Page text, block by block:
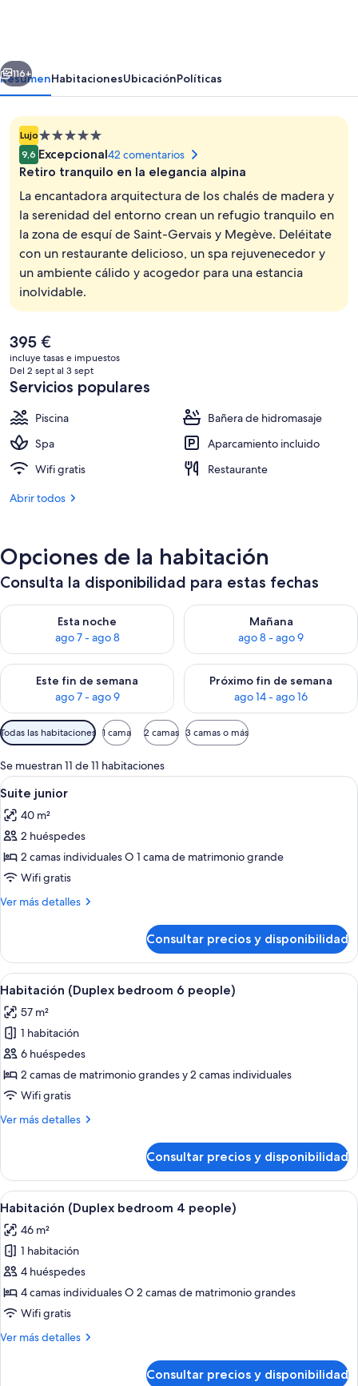
Spa
-
The
Leading
Hotels
the
World
Fachada del alojamiento
Siguiente
116+
ResumenHabitacionesUbicaciónPolíticas
LujoAlojamiento
de
5.0 estrellas
9,6 Excepcional42 comentarios
Retiro tranquilo en la elegancia alpina
La encantadora arquitectura de los chalés de madera y
la serenidad del entorno crean un refugio tranquilo en
la zona de esquí de Saint-Gervais y Megève. Deléitate
con un restaurante delicioso, un spa rejuvenecedor y
un ambiente cálido y acogedor para una estancia
inolvidable.
El
precio
actual
es
de
395 €
395 €
incluye tasas e impuestos
Del 2 sept al 3 sept
Servicios populares
Piscina
Bañera de hidromasaje
Spa
Aparcamiento incluido
Wifi gratis
Restaurante
Abrir todos
Opciones de la habitación
Consulta la disponibilidad para estas fechas
Esta noche
ago 7 - ago 8
Consulta la disponibilidad para esta noche, ago 7 - ago 8
Mañana
ago 8 - ago 9
Consulta la disponibilidad
Este fin de semana
ago 7 - ago 9
Consulta la disponibilidad para este fin de semana, ago 7 -
Próximo fin de semana
ago 14 - ago 16
Consulta la disponibilidad
Filtros
disponibles
para
las
habitaciones
Todas las habitaciones 1 cama 2 camas 3 camas o más
Se muestran 11 de 11 habitaciones
Abrir
todas
las
fotos
de
Suite
junior
Un dormitorio moderno con cama,
5
Suite junior
40 m²
2 huéspedes
2 camas individuales O 1 cama de matrimonio grande
Wifi gratis
Ver más detalles
Más
junior
Consultar precios y disponibilidad
Abrir
todas
las
fotos
de
Habitación
(Duplex
6
Un dormitorio con techo de madera,
6
Habitación (Duplex bedroom 6 people)
57 m²
1 habitación
6 huéspedes
2 camas de matrimonio grandes y 2 camas individuales
Wifi gratis
Ver más detalles
Más
(Duplex
bedroom
6
Consultar precios y disponibilidad
Abrir
todas
las
fotos
de
Habitación
(Duplex
4
Una habitación de hotel moderna
6
Habitación (Duplex bedroom 4 people)
46 m²
1 habitación
4 huéspedes
4 camas individuales O 2 camas de matrimonio grandes
Wifi gratis
Ver más detalles
Más
Consultar precios y disponibilidad